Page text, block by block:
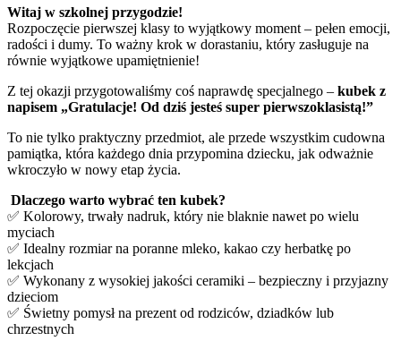
Witaj w szkolnej przygodzie!
Rozpoczęcie pierwszej klasy to wyjątkowy moment – pełen emocji,
radości i dumy. To ważny krok w dorastaniu, który zasługuje na
równie wyjątkowe upamiętnienie!
Z tej okazji przygotowaliśmy coś naprawdę specjalnego – kubek z
napisem „Gratulacje! Od dziś jesteś super pierwszoklasistą!”
To nie tylko praktyczny przedmiot, ale przede wszystkim cudowna
pamiątka, która każdego dnia przypomina dziecku, jak odważnie
wkroczyło w nowy etap życia.
Dlaczego warto wybrać ten kubek?
✅ Kolorowy, trwały nadruk, który nie blaknie nawet po wielu
myciach
✅ Idealny rozmiar na poranne mleko, kakao czy herbatkę po
lekcjach
✅ Wykonany z wysokiej jakości ceramiki – bezpieczny i przyjazny
dzieciom
✅ Świetny pomysł na prezent od rodziców, dziadków lub
chrzestnych